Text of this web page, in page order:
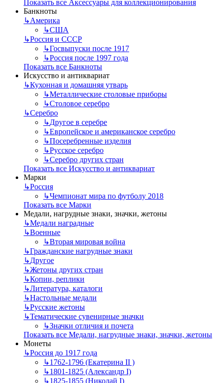
Показать все Аксессуары для коллекционирования
Банкноты
↳Америка
↳США
↳Россия и СССР
↳Госвыпуски после 1917
↳Россия после 1997 года
Показать все Банкноты
Искусство и антиквариат
↳Кухонная и домашняя утварь
↳Металлические столовые приборы
↳Столовое серебро
↳Серебро
↳Другое в серебре
↳Европейское и американское серебро
↳Посеребренные изделия
↳Русское серебро
↳Серебро других стран
Показать все Искусство и антиквариат
Марки
↳Россия
↳Чемпионат мира по футболу 2018
Показать все Марки
Медали, нагрудные знаки, значки, жетоны
↳Mедали наградные
↳Военные
↳Вторая мировая война
↳Гражданские нагрудные знаки
↳Другое
↳Жетоны других стран
↳Копии, реплики
↳Литература, каталоги
↳Настольные медали
↳Русские жетоны
↳Тематические сувенирные значки
↳Значки отличия и почета
Показать все Медали, нагрудные знаки, значки, жетоны
Монеты
↳Россия до 1917 года
↳1762-1796 (Екатерина II )
↳1801-1825 (Александр I)
↳1825-1855 (Николай I)